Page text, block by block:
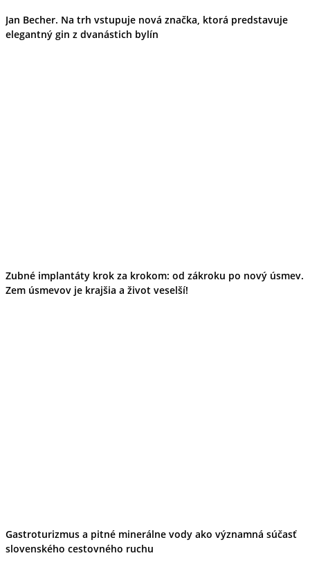
Jan Becher. Na trh vstupuje nová značka, ktorá predstavuje
elegantný gin z dvanástich bylín
Zubné implantáty krok za krokom: od zákroku po nový úsmev.
Zem úsmevov je krajšia a život veselší!
Gastroturizmus a pitné minerálne vody ako významná súčasť
slovenského cestovného ruchu